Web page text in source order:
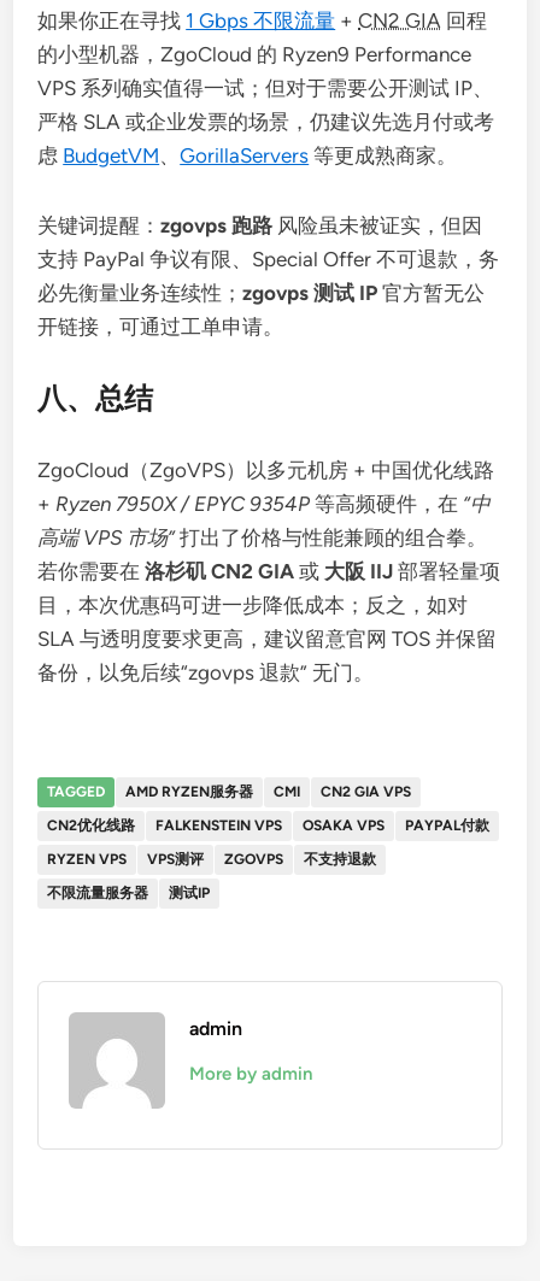
如果你正在寻找 1 Gbps 不限流量 +CN2 GIA 回程
的小型机器，ZgoCloud 的 Ryzen9 Performance
VPS 系列确实值得一试；但对于需要公开测试 IP、
严格 SLA 或企业发票的场景，仍建议先选月付或考
虑 BudgetVM、GorillaServers 等更成熟商家。
关键词提醒：zgovps 跑路 风险虽未被证实，但因
支持 PayPal 争议有限、Special Offer 不可退款，务
必先衡量业务连续性；zgovps 测试 IP 官方暂无公
开链接，可通过工单申请。
八、总结
ZgoCloud（ZgoVPS）以多元机房 + 中国优化线路
+ Ryzen 7950X / EPYC 9354P 等高频硬件，在 “中
高端 VPS 市场”打出了价格与性能兼顾的组合拳。
若你需要在洛杉矶 CN2 GIA 或 大阪 IIJ 部署轻量项
目，本次优惠码可进一步降低成本；反之，如对
SLA 与透明度要求更高，建议留意官网 TOS 并保留
备份，以免后续“zgovps 退款” 无门。
TAGGED AMD RYZEN服务器 CMI
CN2 GIA VPS
CN2优化线路
FALKENSTEIN VPS OSAKA VPS
PAYPAL付款
RYZEN VPS
VPS测评 ZGOVPS
不支持退款
不限流量服务器
测试IP
admin
More by admin